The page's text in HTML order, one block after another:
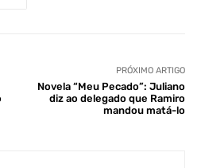
PRÓXIMO ARTIGO
Novela “Meu Pecado”: Juliano
diz ao delegado que Ramiro
mandou matá-lo